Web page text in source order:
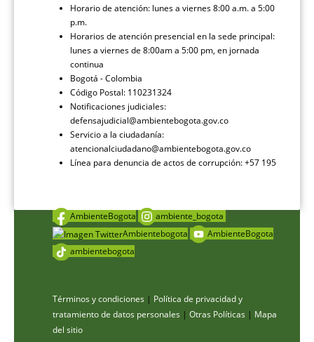
Horario de atención: lunes a viernes 8:00 a.m. a 5:00
p.m.
Horarios de atención presencial en la sede principal:
lunes a viernes de 8:00am a 5:00 pm, en jornada
continua
Bogotá - Colombia
Código Postal: 110231324
Notificaciones judiciales:
defensajudicial@ambientebogota.gov.co
Servicio a la ciudadanía:
atencionalciudadano@ambientebogota.gov.co
Línea para denuncia de actos de corrupción: +57 195
AmbienteBogota
ambiente_bogota
Ambientebogota
AmbienteBogota
ambientebogota
Términos y condiciones | Política de privacidad y
tratamiento de datos personales | Otras Políticas | Mapa
del sitio